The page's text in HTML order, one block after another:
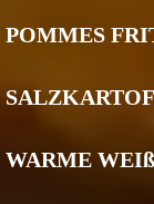
POMMES
WARME